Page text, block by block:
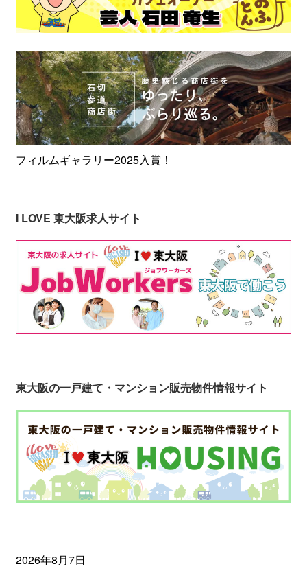
フィルムギャラリー2025入賞！
I LOVE 東大阪求人サイト
東大阪の一戸建て・マンション販売物件情報サイト
2026年8月7日